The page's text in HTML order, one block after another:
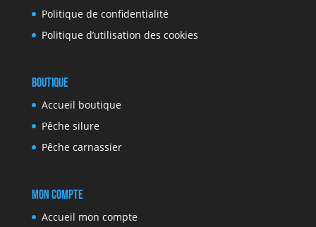
Politique de confidentialité
Politique d’utilisation des cookies
Boutique
Accueil boutique
Pêche silure
Pêche carnassier
Mon compte
Accueil mon compte